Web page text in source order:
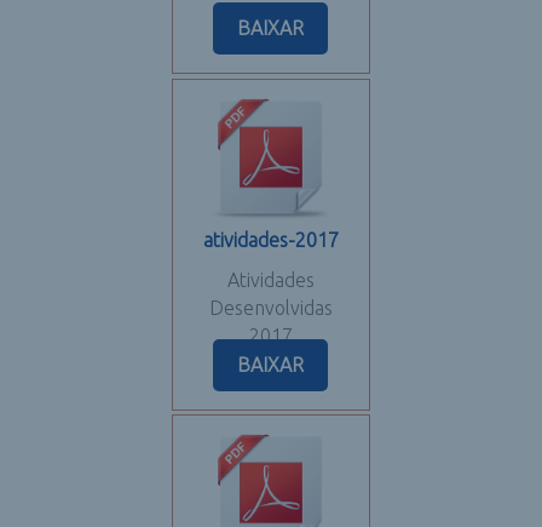
BAIXAR
atividades-2017
Atividades
Desenvolvidas
2017
BAIXAR